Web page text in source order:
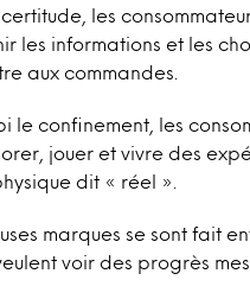
les
les informations et les
aux commandes.
le confinement, les
jouer et vivre des
dit « réel ».
marques se sont fait
voir des progrès